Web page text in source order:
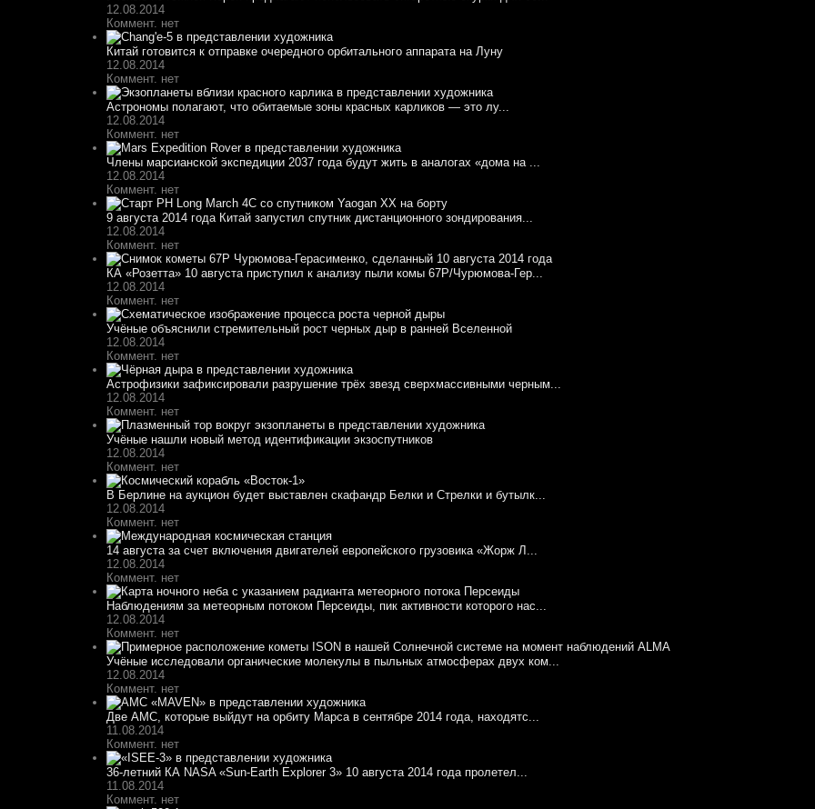
12.08.2014
Коммент. нет
Китай готовится к отправке очередного орбитального аппарата на Луну
12.08.2014
Коммент. нет
Астрономы полагают, что обитаемые зоны красных карликов — это лу...
12.08.2014
Коммент. нет
Члены марсианской экспедиции 2037 года будут жить в аналогах «дома на ...
12.08.2014
Коммент. нет
9 августа 2014 года Китай запустил спутник дистанционного зондирования...
12.08.2014
Коммент. нет
КА «Розетта» 10 августа приступил к анализу пыли комы 67P/Чурюмова-Гер...
12.08.2014
Коммент. нет
Учёные объяснили стремительный рост черных дыр в ранней Вселенной
12.08.2014
Коммент. нет
Астрофизики зафиксировали разрушение трёх звезд сверхмассивными черным...
12.08.2014
Коммент. нет
Учёные нашли новый метод идентификации экзоспутников
12.08.2014
Коммент. нет
В Берлине на аукцион будет выставлен скафандр Белки и Стрелки и бутылк...
12.08.2014
Коммент. нет
14 августа за счет включения двигателей европейского грузовика «Жорж Л...
12.08.2014
Коммент. нет
Наблюдениям за метеорным потоком Персеиды, пик активности которого нас...
12.08.2014
Коммент. нет
Учёные исследовали органические молекулы в пыльных атмосферах двух ком...
12.08.2014
Коммент. нет
Две АМС, которые выйдут на орбиту Марса в сентябре 2014 года, находятс...
11.08.2014
Коммент. нет
36-летний КА NASA «Sun-Earth Explorer 3» 10 августа 2014 года пролетел...
11.08.2014
Коммент. нет